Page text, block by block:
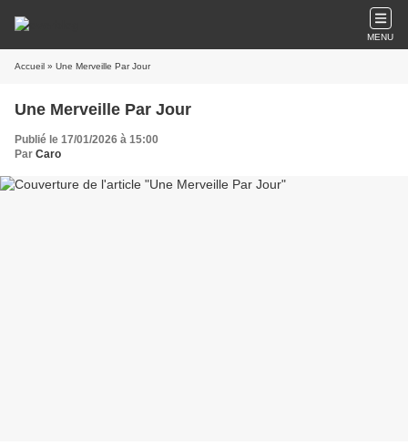
MENU
Accueil » Une Merveille Par Jour
Une Merveille Par Jour
Publié le 17/01/2026 à 15:00
Par Caro